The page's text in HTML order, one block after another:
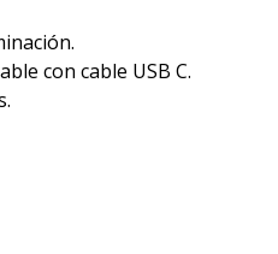
con cable USB C.